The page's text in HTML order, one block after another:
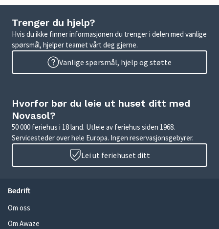
Trenger du hjelp?
Hvis du ikke finner informasjonen du trenger i delen med vanlige
spørsmål, hjelper teamet vårt deg gjerne.
Vanlige spørsmål, hjelp og støtte
Hvorfor bør du leie ut huset ditt med
Novasol?
50 000 feriehus i 18 land. Utleie av feriehus siden 1968.
Servicesteder over hele Europa. Ingen reservasjonsgebyrer.
Lei ut feriehuset ditt
Bedrift
Om oss
Om Awaze